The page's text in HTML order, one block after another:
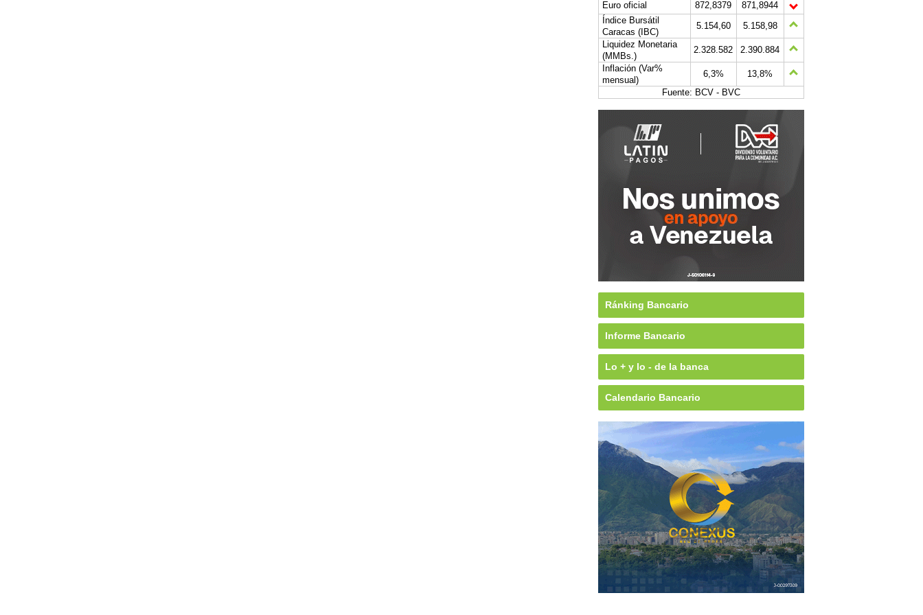
Euro oficial 872,8379
871,8944
Índice Bursátil
Caracas (IBC)
5.154,60
5.158,98
Liquidez Monetaria
(MMBs.)
2.328.582
2.390.884
Inflación (Var%
mensual)
6,3%
13,8%
Fuente: BCV - BVC
Ránking Bancario
Informe Bancario
Lo + y lo - de la banca
Calendario Bancario